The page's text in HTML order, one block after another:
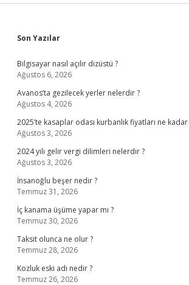
Sidebar
Son Yazılar
Bilgisayar nasıl açılır dizüstü ?
Ağustos 6, 2026
Avanos’ta gezilecek yerler nelerdir ?
Ağustos 4, 2026
2025’te kasaplar odası kurbanlık fiyatları ne kadar
Ağustos 3, 2026
2024 yılı gelir vergi dilimleri nelerdir ?
Ağustos 3, 2026
İnsanoğlu beşer nedir ?
Temmuz 31, 2026
İç kanama üşüme yapar mı ?
Temmuz 30, 2026
Taksit olunca ne olur ?
Temmuz 28, 2026
Kozluk eski adı nedir ?
Temmuz 26, 2026